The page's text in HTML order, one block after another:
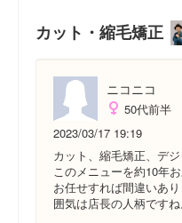
カット・縮毛矯正
ニコニコ
50代前半
2023/03/17 19:19
カット、縮毛矯正、デ
このメニューを約10年
お任せすれば間違いあ
囲気は店長の人柄ですね